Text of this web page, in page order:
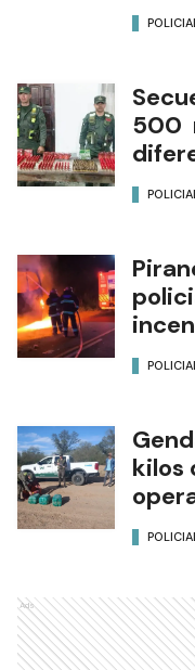
500
kilos
Ads